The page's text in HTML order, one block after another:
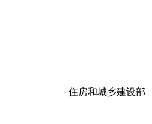
住房和城乡建设部